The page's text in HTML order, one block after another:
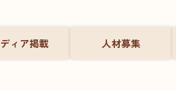
ィア掲載 人材募集